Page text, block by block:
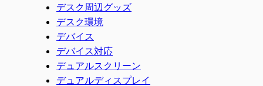
デスク周辺グッズ
デスク環境
デバイス
デバイス対応
デュアルスクリーン
デュアルディスプレイ